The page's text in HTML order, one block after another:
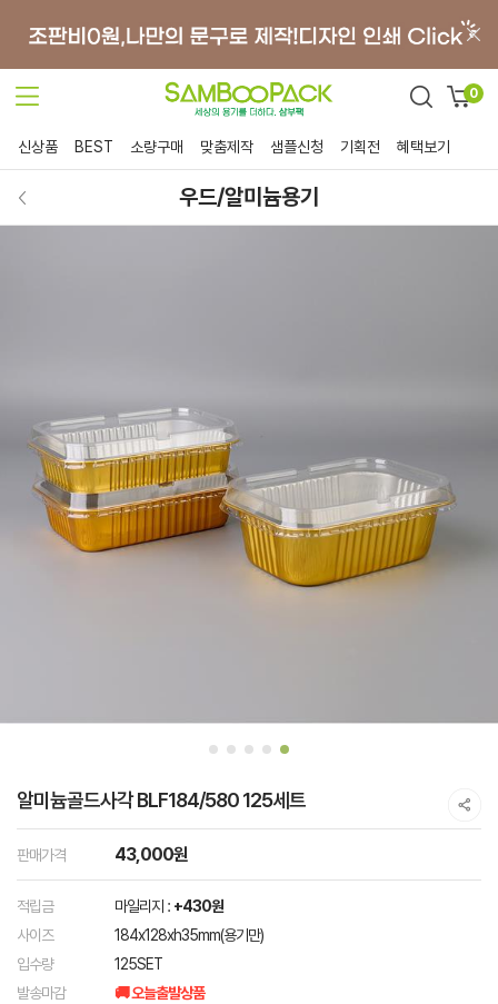
0
신상품 BEST 소량구매 맞춤제작 샘플신청 기획전 혜택보기
우드/알미늄용기
알미늄골드사각 BLF184/580 125세트
판매가격 43,000원
적립금 마일리지 : +430원
사이즈
184x128xh35mm(용기만)
입수량
125SET
발송마감
🚚 오늘출발상품